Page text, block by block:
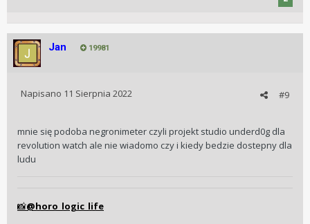
Jan 19981
#9
Napisano 11 Sierpnia 2022
mnie się podoba negronimeter czyli projekt studio underd0g dla
revolution watch ale nie wiadomo czy i kiedy bedzie dostepny dla
ludu
📸@horo_logic_life